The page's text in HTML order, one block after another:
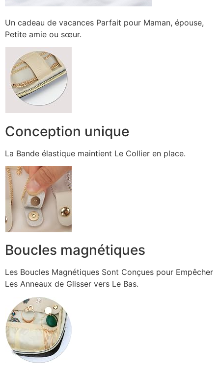
Un cadeau de vacances Parfait pour Maman, épouse,
Petite amie ou sœur.
Conception unique
La Bande élastique maintient Le Collier en place.
Boucles magnétiques
Les Boucles Magnétiques Sont Conçues pour Empêcher
Les Anneaux de Glisser vers Le Bas.